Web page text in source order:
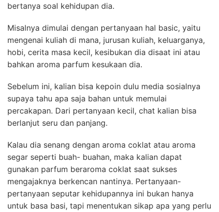
bertanya soal kehidupan dia.
Misalnya dimulai dengan pertanyaan hal basic, yaitu
mengenai kuliah di mana, jurusan kuliah, keluarganya,
hobi, cerita masa kecil, kesibukan dia disaat ini atau
bahkan aroma parfum kesukaan dia.
Sebelum ini, kalian bisa kepoin dulu media sosialnya
supaya tahu apa saja bahan untuk memulai
percakapan. Dari pertanyaan kecil, chat kalian bisa
berlanjut seru dan panjang.
Kalau dia senang dengan aroma coklat atau aroma
segar seperti buah- buahan, maka kalian dapat
gunakan parfum beraroma coklat saat sukses
mengajaknya berkencan nantinya. Pertanyaan-
pertanyaan seputar kehidupannya ini bukan hanya
untuk basa basi, tapi menentukan sikap apa yang perlu